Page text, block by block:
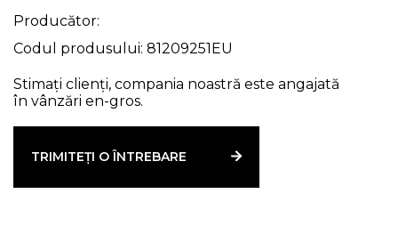
Producător:
Codul produsului: 81209251EU
Stimați clienți, compania noastră este angajată
în vânzări en-gros.
TRIMITEȚI O ÎNTREBARE